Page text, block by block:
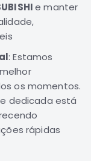
e manter
: Estamos
os momentos.
dedicada está
rápidas